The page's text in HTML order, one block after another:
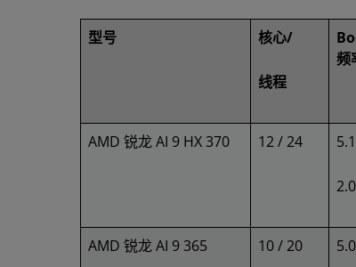
型号 核心/
线程
频
AMD 锐龙 AI 9 HX 370 12 / 24
AMD 锐龙 AI 9 365 10 / 20